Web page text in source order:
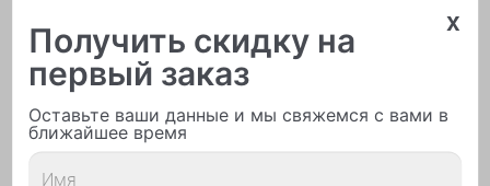
x
Получить скидку на
первый заказ
Оставьте ваши данные и мы свяжемся с вами в
ближайшее время